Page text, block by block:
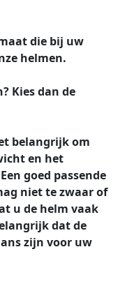
die bij uw
helmen.
Kies dan de
belangrijk om
en het
goed passende
niet te zwaar of
u de helm vaak
dat de
zijn voor uw